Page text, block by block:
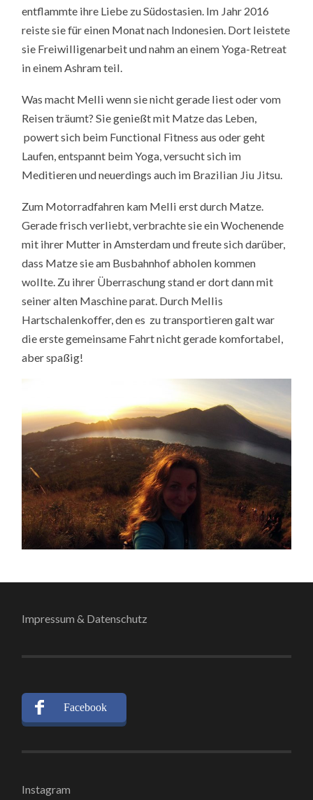
entflammte ihre Liebe zu Südostasien. Im Jahr 2016
reiste sie für einen Monat nach Indonesien. Dort leistete
sie Freiwilligenarbeit und nahm an einem Yoga-Retreat
in einem Ashram teil.
Was macht Melli wenn sie nicht gerade liest oder vom
Reisen träumt? Sie genießt mit Matze das Leben,
powert sich beim Functional Fitness aus oder geht
Laufen, entspannt beim Yoga, versucht sich im
Meditieren und neuerdings auch im Brazilian Jiu Jitsu.
Zum Motorradfahren kam Melli erst durch Matze.
Gerade frisch verliebt, verbrachte sie ein Wochenende
mit ihrer Mutter in Amsterdam und freute sich darüber,
dass Matze sie am Busbahnhof abholen kommen
wollte. Zu ihrer Überraschung stand er dort dann mit
seiner alten Maschine parat. Durch Mellis
Hartschalenkoffer, den es zu transportieren galt war
die erste gemeinsame Fahrt nicht gerade komfortabel,
aber spaßig!
Impressum & Datenschutz
Facebook
Instagram